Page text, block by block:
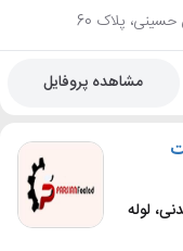
پلاک 60
مشاهده پروفایل
لوله